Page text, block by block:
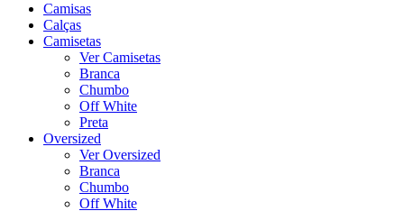
Camisas
Calças
Camisetas
Ver Camisetas
Branca
Chumbo
Off White
Preta
Oversized
Ver Oversized
Branca
Chumbo
Off White